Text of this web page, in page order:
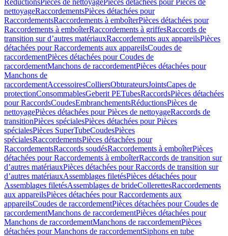
RéductionsPièces de nettoyagePièces détachées pour Pièces de
nettoyageRaccordementsPièces détachées pour
RaccordementsRaccordements à emboîterPièces détachées pour
Raccordements à emboîterRaccordements à griffesRaccords de
transition sur d’autres matériauxRaccordements aux appareilsPièces
détachées pour Raccordements aux appareilsCoudes de
raccordementPièces détachées pour Coudes de
raccordementManchons de raccordementPièces détachées pour
Manchons de
raccordementAccessoiresColliersObturateursJointsCapes de
protectionConsommablesGeberit PETubesRaccordsPièces détachées
pour RaccordsCoudesEmbranchementsRéductionsPièces de
nettoyagePièces détachées pour Pièces de nettoyageRaccords de
transitionPièces spécialesPièces détachées pour Pièces
spécialesPièces SuperTubeCoudesPièces
spécialesRaccordementsPièces détachées pour
RaccordementsRaccords soudésRaccordements à emboîterPièces
détachées pour Raccordements à emboîterRaccords de transition sur
d’autres matériauxPièces détachées pour Raccords de transition sur
d’autres matériauxAssemblages filetésPièces détachées pour
Assemblages filetésAssemblages de brideCollerettesRaccordements
aux appareilsPièces détachées pour Raccordements aux
appareilsCoudes de raccordementPièces détachées pour Coudes de
raccordementManchons de raccordementPièces détachées pour
Manchons de raccordementManchons de raccordementPièces
détachées pour Manchons de raccordementSiphons en tube